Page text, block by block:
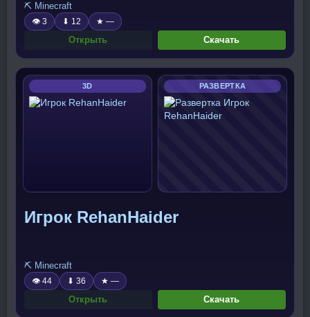
⛏️ Minecraft
👁 3 ⬇ 12 ★ —
Открыть Скачать
3D РАЗВЕРТКА
Игрок RehanHaider
⛏️ Minecraft
👁 44 ⬇ 36 ★ —
Открыть Скачать